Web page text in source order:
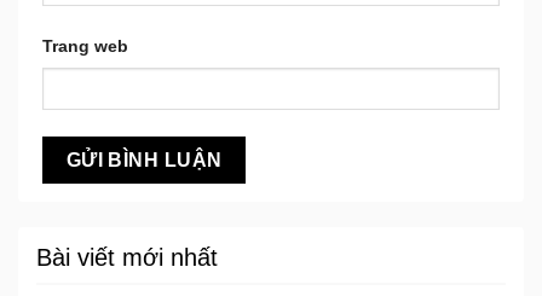
Trang web
Bài viết mới nhất